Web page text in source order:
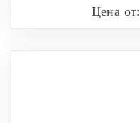
Цена от: